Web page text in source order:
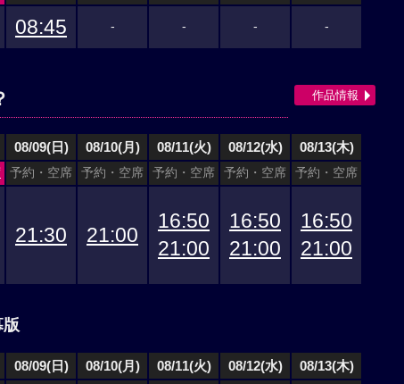
08:45 - - - -
08/09(日) 08/10(月) 08/11(火) 08/12(水) 08/13(木)
予約・空席 予約・空席 予約・空席 予約・空席 予約・空席
21:30 21:00
16:50
21:00
16:50
21:00
16:50
21:00
08/09(日) 08/10(月) 08/11(火) 08/12(水) 08/13(木)
作品情報